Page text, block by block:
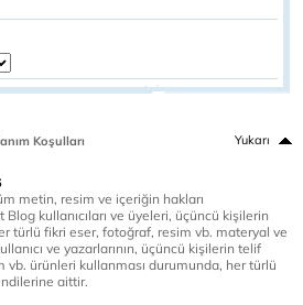
Koşulları Yukarı
metin, resim ve içeriğin hakları
kullanıcıları ve üyeleri, üçüncü kişilerin
türlü fikri eser, fotoğraf, resim vb. materyal ve
ve yazarlarının, üçüncü kişilerin telif
vb. ürünleri kullanması durumunda, her türlü
aittir.